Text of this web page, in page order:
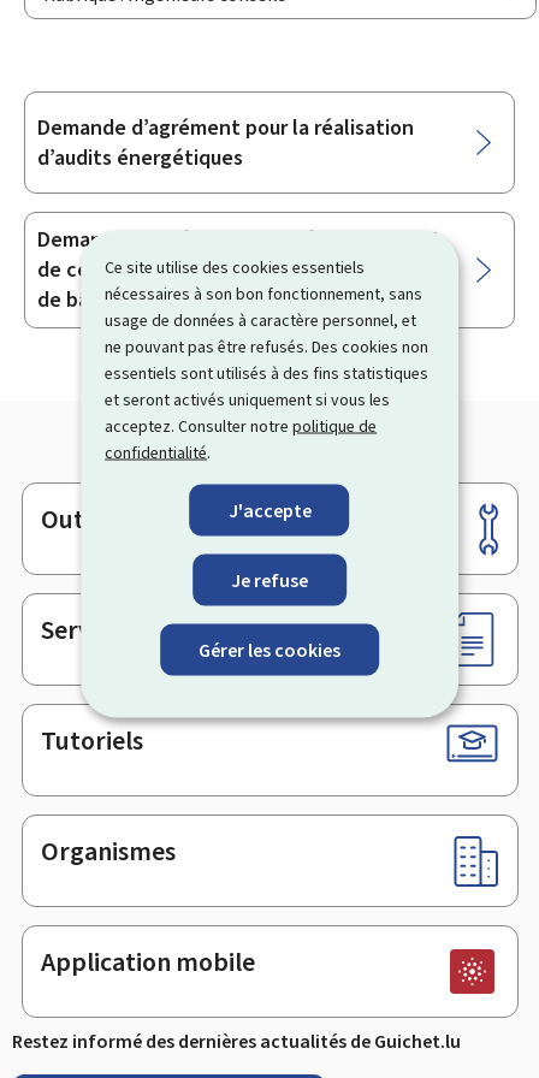
Ce site utilise des cookies essentiels
nécessaires à son bon fonctionnement, sans
usage de données à caractère personnel, et
ne pouvant pas être refusés. Des cookies non
essentiels sont utilisés à des fins statistiques
et seront activés uniquement si vous les
acceptez. Consulter notrepolitique de
confidentialité.
J'accepte
Je refuse
Gérer les cookies
Sous-
rubriques
Demande d’agrément pour la réalisation
d’audits énergétiques
Demande d’agrément pour l’établissement
de certificats de performance énergétique
de bâtiments
Pied
de
page
Outils
Services en ligne & Formulaires
Tutoriels
Organismes
Application mobile
Restez informé des dernières actualités de Guichet.lu